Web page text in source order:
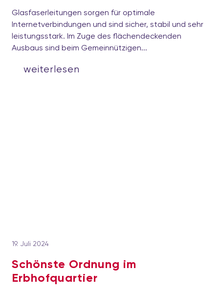
Glasfaserleitungen sorgen für optimale
Internetverbindungen und sind sicher, stabil und sehr
leistungsstark. Im Zuge des flächendeckenden
Ausbaus sind beim Gemeinnützigen...
weiterlesen
19. Juli 2024
Schönste Ordnung im
Erbhofquartier